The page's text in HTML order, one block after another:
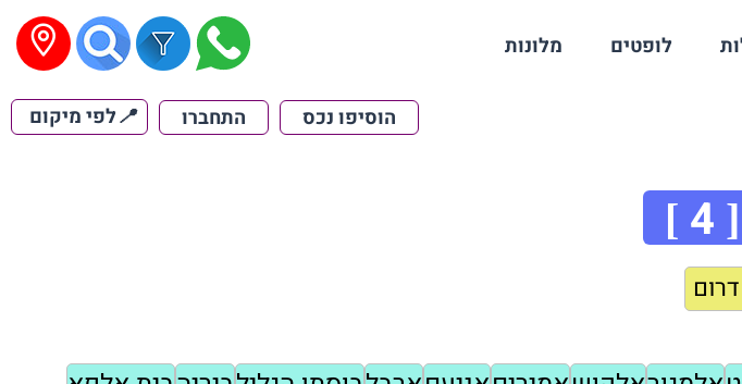
לופטים מלונות
הוסיפו נכס התחברו 📍לפי מיקום
4
]
דרום